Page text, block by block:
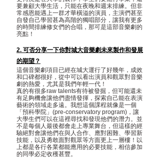
要兼顧大學生活，只能在夜晚和週末排練。但非
常感恩能遇上一群才華橫溢的演員，主演們甚至
自發自己學習甚為高階的獨唱部分，讓我有更多
的時間排練修女們的合唱，那可是這部音樂劇的
亮點！
2. 可否分享一下你對城大音樂劇未來製作和發展
的期望？
這個音樂劇項目已經在城大運行了好幾年，成效
和口碑都很好，從中可以看出演員和觀眾對音樂
劇的熱愛，尤其是我們年輕一代！
真的有很多raw talents有待被發掘，但可能還未
有足夠機會讓他們盡情發揮，探索自己能在表演
藝術的領域走多遠。我想這個課程就像是一個
「預科學院」(pre-conservatory program)，讓
大學生們可以在這裡尋找和發現他們的潛力。並
不是每個人最後都會走上專業舞台，但這樣的經
驗絕對會讓他們在與人合作、應對困難、學習新
技能，以及勇敢面對觀眾等方面更上一層樓！以
上都是各行各業都能應用的必要技能，相信參加
的同學必定收穫甚豐。